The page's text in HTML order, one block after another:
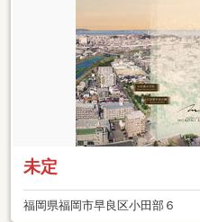
未定
福岡県福岡市早良区小田部６